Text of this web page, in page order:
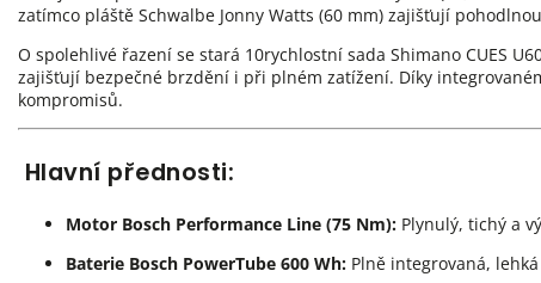
zatímco pláště Schwalbe Jonny Watts (60 mm) zajišťují
O spolehlivé řazení se stará 10rychlostní sada Shimano CUES
zajišťují bezpečné brzdění i při plném zatížení. Díky
kompromisů.
Hlavní přednosti:
Motor Bosch Performance Line (75 Nm): Plynulý, tichý a
Baterie Bosch PowerTube 600 Wh: Plně integrovaná,